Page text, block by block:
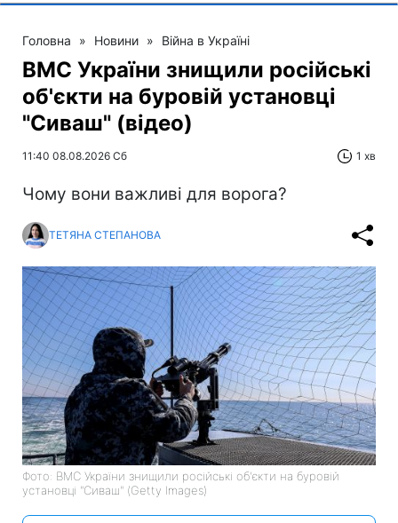
Головна » Новини » Війна в Україні
ВМС України знищили російські
об'єкти на буровій установці
"Сиваш" (відео)
11:40 08.08.2026 Сб 1 хв
Чому вони важливі для ворога?
ТЕТЯНА СТЕПАНОВА
Фото: ВМС України знищили російські об'єкти на буровій
установці "Сиваш" (Getty Images)